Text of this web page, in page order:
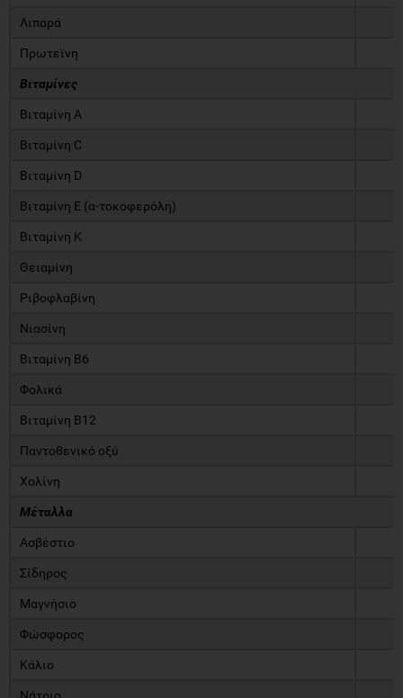
Λιπαρά
Πρωτεϊνη
Βιταμίνες
Βιταμίνη Α
Βιταμίνη C
Βιταμίνη D
Βιταμίνη Ε (α-τοκοφερόλη)
Βιταμίνη Κ
Θειαμίνη
Ριβοφλαβίνη
Νιασίνη
Βιταμίνη Β6
Φολικά
Βιταμίνη B12
Παντοθενικό οξύ
Χολίνη
Μέταλλα
Ασβέστιο
Σίδηρος
Μαγνήσιο
Φώσφορος
Κάλιο
Νάτριο